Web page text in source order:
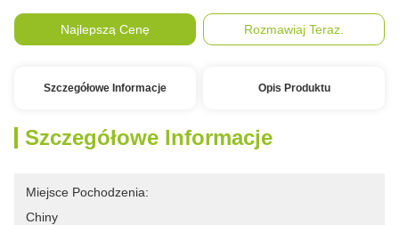
Najlepszą Cenę Rozmawiaj Teraz.
Szczegółowe Informacje Opis Produktu
Szczegółowe Informacje
Miejsce Pochodzenia:
Chiny